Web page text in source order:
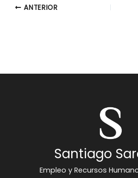
ANTERIOR
Santiago
Empleo y Recursos